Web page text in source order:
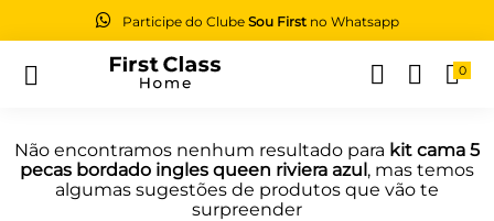
Participe do ClubeSou First no Whatsapp
0
Não encontramos nenhum resultado para kit cama 5
pecas bordado ingles queen riviera azul, mas temos
algumas sugestões de produtos que vão te
surpreender